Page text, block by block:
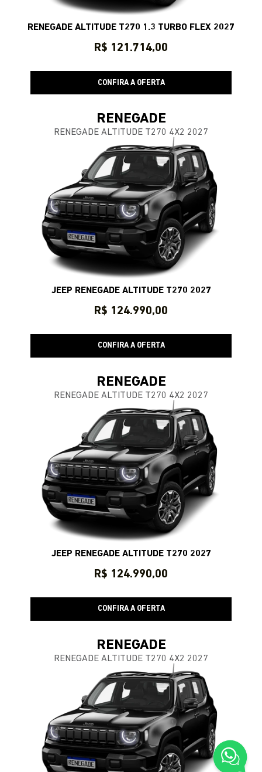
RENEGADE ALTITUDE T270 1.3 TURBO FLEX 2027
R$ 121.714,00
CONFIRA A OFERTA
RENEGADE
RENEGADE ALTITUDE T270 4X2 2027
JEEP RENEGADE ALTITUDE T270 2027
R$ 124.990,00
CONFIRA A OFERTA
RENEGADE
RENEGADE ALTITUDE T270 4X2 2027
JEEP RENEGADE ALTITUDE T270 2027
R$ 124.990,00
CONFIRA A OFERTA
RENEGADE
RENEGADE ALTITUDE T270 4X2 2027